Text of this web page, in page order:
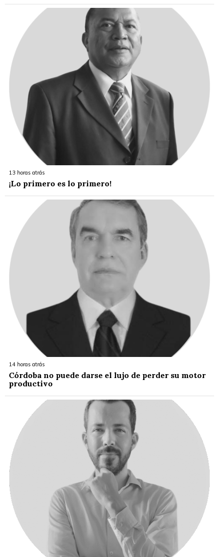
13 horas atrás
¡Lo primero es lo primero!
14 horas atrás
Córdoba no puede darse el lujo de perder su motor
productivo